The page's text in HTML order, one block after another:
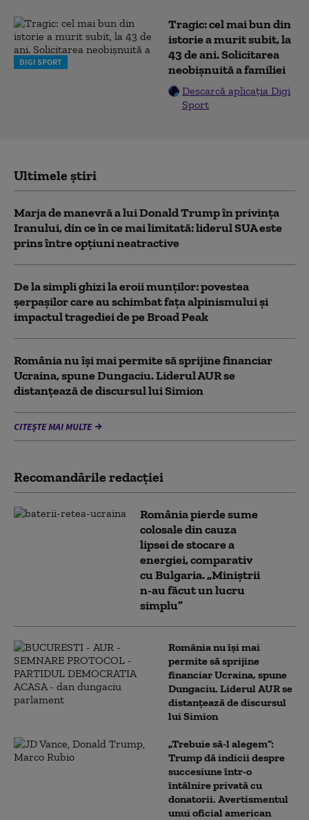
DIGI SPORT
Tragic: cel mai bun din
istorie a murit subit, la
43 de ani. Solicitarea
neobișnuită a familiei
Descarcă aplicația Digi
Sport
Ultimele știri
Marja de manevră a lui Donald Trump în privința
Iranului, din ce în ce mai limitată: liderul SUA este
prins între opțiuni neatractive
De la simpli ghizi la eroii munților: povestea
șerpașilor care au schimbat fața alpinismului și
impactul tragediei de pe Broad Peak
România nu își mai permite să sprijine financiar
Ucraina, spune Dungaciu. Liderul AUR se
distanțează de discursul lui Simion
CITEȘTE MAI MULTE
Recomandările redacţiei
România pierde sume
colosale din cauza
lipsei de stocare a
energiei, comparativ
cu Bulgaria. „Miniștrii
n-au făcut un lucru
simplu”
România nu își mai
permite să sprijine
financiar Ucraina, spune
Dungaciu. Liderul AUR se
distanțează de discursul
lui Simion
„Trebuie să-l alegem”:
Trump dă indicii despre
succesiune într-o
întâlnire privată cu
donatorii. Avertismentul
unui oficial american